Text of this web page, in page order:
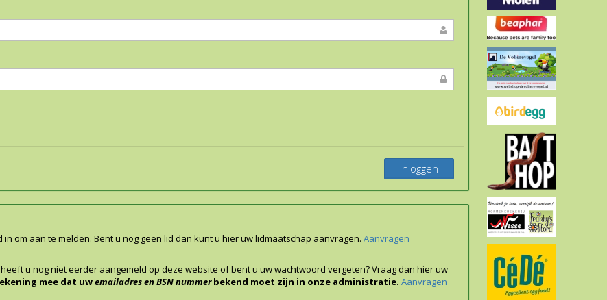
Inloggen
om aan te melden. Bent u nog geen lid dan kunt u hier uw lidmaatschap aanvragen. Aanvragen
u nog niet eerder aangemeld op deze website of bent u uw wachtwoord vergeten? Vraag dan hier uw
mee dat uwemailadres en BSN nummerbekend moet zijn in onze administratie. Aanvragen